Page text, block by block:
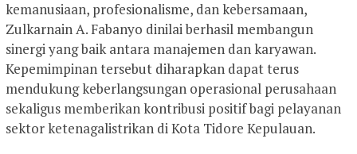
kemanusiaan, profesionalisme, dan kebersamaan,
Zulkarnain A. Fabanyo dinilai berhasil membangun
sinergi yang baik antara manajemen dan karyawan.
Kepemimpinan tersebut diharapkan dapat terus
mendukung keberlangsungan operasional perusahaan
sekaligus memberikan kontribusi positif bagi pelayanan
sektor ketenagalistrikan di Kota Tidore Kepulauan.